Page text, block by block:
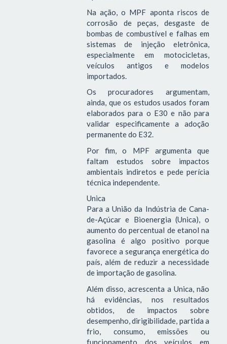
Na ação, o MPF aponta riscos de
corrosão de peças, desgaste de
bombas de combustível e falhas em
sistemas de injeção eletrônica,
especialmente em motocicletas,
veículos antigos e modelos
importados.
Os procuradores argumentam,
ainda, que os estudos usados foram
elaborados para o E30 e não para
validar especificamente a adoção
permanente do E32.
Por fim, o MPF argumenta que
faltam estudos sobre impactos
ambientais indiretos e pede perícia
técnica independente.
Unica
Para a União da Indústria de Cana-
de-Açúcar e Bioenergia (Unica), o
aumento do percentual de etanol na
gasolina é algo positivo porque
favorece a segurança energética do
país, além de reduzir a necessidade
de importação de gasolina.
Além disso, acrescenta a Unica, não
há evidências, nos resultados
obtidos, de impactos sobre
desempenho, dirigibilidade, partida a
frio, consumo, emissões ou
funcionamento dos veículos em